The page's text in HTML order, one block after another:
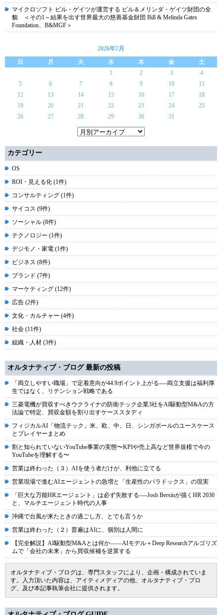
マイクロソフト ビル・ゲイツが運営する ビル＆メリンダ・ゲイツ財団の全
貌 ＜その1～結果を出す世界最大の慈善基金財団 Bill & Melinda Gates
Foundation、B&MGF＞
2026年7月
日
月 火 水 木 金
土
1
2 3
4
5
6 7 8 9 10
11
12
13 14 15 16 17
18
19
20 21 22 23 24
25
26
27 28 29 30 31
カテゴリー
OS
ROI・見える化 (1件)
コンサルティング (1件)
サイコス (9件)
ソーシャル (8件)
テクノロジー (1件)
デジモノ・家電 (1件)
ビジネス (8件)
ブランド (7件)
マーケティング (12件)
広告 (2件)
文化・カルチャー (4件)
社会 (11件)
組織・人材 (3件)
オルタナティブ・ブログ 最新の投稿
「両立しやすい職場」で定着意向が44.9ポイント上がる----両立支援は福利厚
生ではなく、リテンション戦略である
三菱電機が買収すべきウクライナの防衛テック企業3社をAI駆動型M&Aの方
法論で特定、買収金額を割り出すケーススタディ
フィジカルAI「物流テック」米、欧、中、日、シンガポールのユースケース
とプレイヤーまとめ
割と知られていないYouTube事業の実態〜KPIや売上高など世界規模で今の
YouTubeを理解する〜
営業は終わった（３）AIを使う者だけが、利他に立てる
営業現場で進むAIエージェントの急増と「生産性のパラドックス」の現実
「巨大な万能HRエージェント」は必ず失敗する----Josh Bersinが描くHR 2030
と、マルチエージェント時代の人事
沖縄で台風が来たときの過ごし方、とでも言うか
営業は終わった（２）普遍はAIに、個別は人間に
【完全解説】AI駆動型M&Aとは何か――AIモデル＋Deep Researchアルゴリズ
ムで「会社の未来」から買収候補を逆算する
オルタナティブ・ブログは、専門スタッフにより、企画・構成されていま
す。入力頂いた内容は、アイティメディアの他、オルタナティブ・ブロ
グ、及び本記事執筆会社に提供されます。